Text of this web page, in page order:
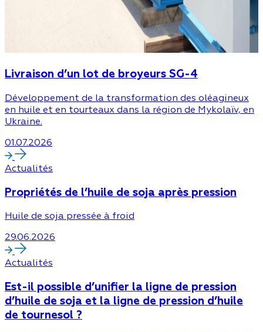
Livraison d’un lot de broyeurs SG-4
Développement de la transformation des oléagineux
en huile et en tourteaux dans la région de Mykolaïv, en
Ukraine.
01.07.2026
Actualités
Propriétés de l’huile de soja après pression
Huile de soja pressée à froid
29.06.2026
Actualités
Est-il possible d’unifier la ligne de pression
d’huile de soja et la ligne de pression d’huile
de tournesol ?